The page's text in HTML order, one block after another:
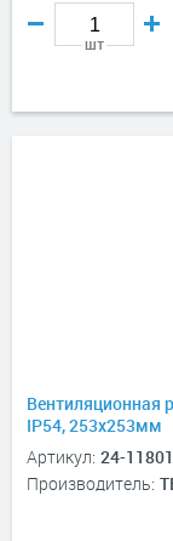
шт
Вентиляционная
IP54, 253х253мм
Артикул: 24-
Производитель: